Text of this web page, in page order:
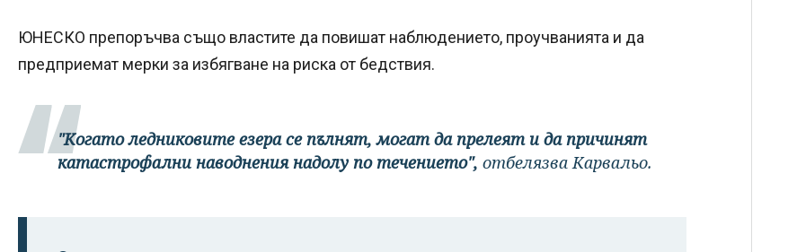
ЮНЕСКО препоръчва също властите да повишат наблюдението, проучванията и да
предприемат мерки за избягване на риска от бедствия.
"Когато ледниковите езера се пълнят, могат да прелеят и да причинят
катастрофални наводнения надолу по течението", отбелязва Карвальо.